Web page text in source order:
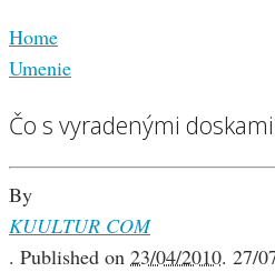
Home
Umenie
Čo s vyradenými
By
KUULTUR COM
. Published on 23/04/2010. 27/